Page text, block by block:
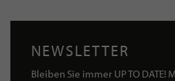
NEWSLETTER
Bleiben Sie immer UP TO DATE!